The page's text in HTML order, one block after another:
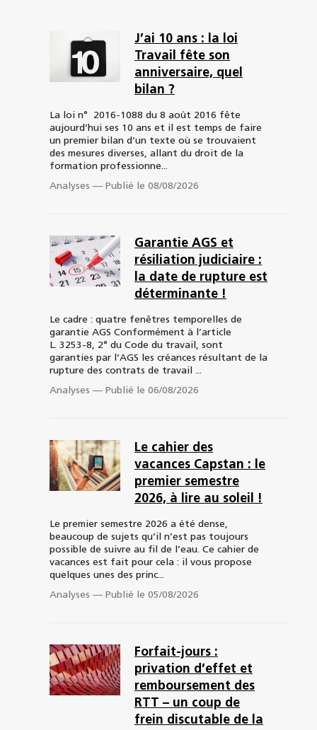
J’ai 10 ans : la loi
Travail fête son
anniversaire, quel
bilan ?
La loi n° 2016-1088 du 8 août 2016 fête
aujourd’hui ses 10 ans et il est temps de faire
un premier bilan d’un texte où se trouvaient
des mesures diverses, allant du droit de la
formation professionne...
Analyses — Publié le 08/08/2026
Garantie AGS et
résiliation judiciaire :
la date de rupture est
déterminante !
Le cadre : quatre fenêtres temporelles de
garantie AGS Conformément à l’article
L. 3253-8, 2° du Code du travail, sont
garanties par l’AGS les créances résultant de la
rupture des contrats de travail ...
Analyses — Publié le 06/08/2026
Le cahier des
vacances Capstan : le
premier semestre
2026, à lire au soleil !
Le premier semestre 2026 a été dense,
beaucoup de sujets qu’il n’est pas toujours
possible de suivre au fil de l’eau. Ce cahier de
vacances est fait pour cela : il vous propose
quelques unes des princ...
Analyses — Publié le 05/08/2026
Forfait-jours :
privation d’effet et
remboursement des
RTT – un coup de
frein discutable de la